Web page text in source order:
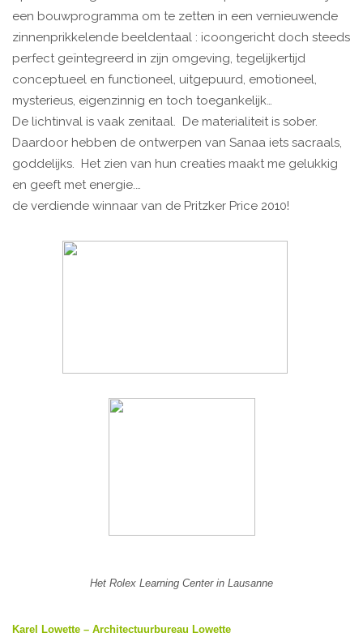
een bouwprogramma om te zetten in een vernieuwende
zinnenprikkelende beeldentaal : icoongericht doch steeds
perfect geïntegreerd in zijn omgeving, tegelijkertijd
conceptueel en functioneel, uitgepuurd, emotioneel,
mysterieus, eigenzinnig en toch toegankelijk…
De lichtinval is vaak zenitaal. De materialiteit is sober.
Daardoor hebben de ontwerpen van Sanaa iets sacraals,
goddelijks. Het zien van hun creaties maakt me gelukkig
en geeft met energie.…
de verdiende winnaar van de Pritzker Price 2010!
Het Rolex Learning Center in Lausanne
Karel Lowette – Architectuurbureau Lowette